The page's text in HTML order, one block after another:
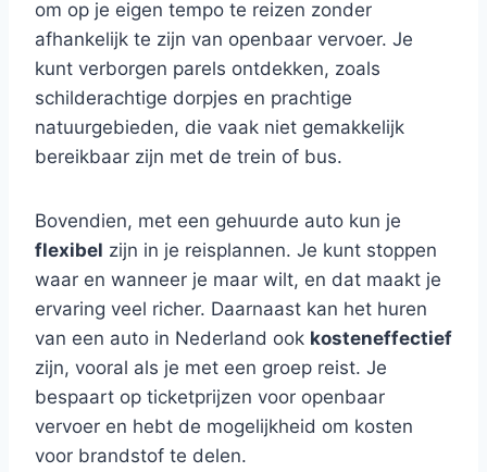
om op je eigen tempo te reizen zonder
afhankelijk te zijn van openbaar vervoer. Je
kunt verborgen parels ontdekken, zoals
schilderachtige dorpjes en prachtige
natuurgebieden, die vaak niet gemakkelijk
bereikbaar zijn met de trein of bus.
Bovendien, met een gehuurde auto kun je
flexibel zijn in je reisplannen. Je kunt stoppen
waar en wanneer je maar wilt, en dat maakt je
ervaring veel richer. Daarnaast kan het huren
van een auto in Nederland ook kosteneffectief
zijn, vooral als je met een groep reist. Je
bespaart op ticketprijzen voor openbaar
vervoer en hebt de mogelijkheid om kosten
voor brandstof te delen.